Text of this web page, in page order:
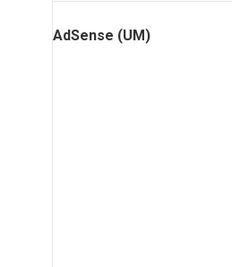
AdSense (UM)